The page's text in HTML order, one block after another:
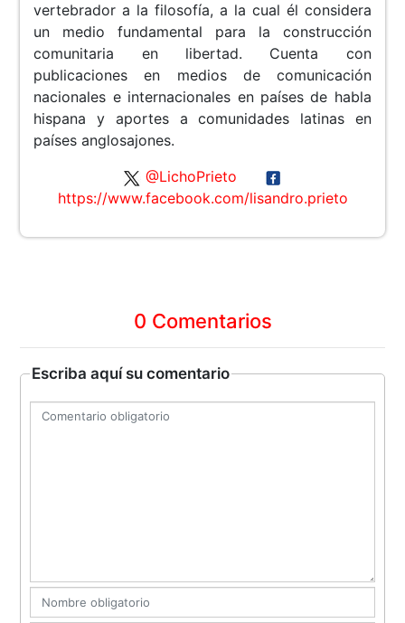
vertebrador a la filosofía, a la cual él considera
un medio fundamental para la construcción
comunitaria en libertad. Cuenta con
publicaciones en medios de comunicación
nacionales e internacionales en países de habla
hispana y aportes a comunidades latinas en
países anglosajones.
@LichoPrieto
https://www.facebook.com/lisandro.prieto
0 Comentarios
Escriba aquí su comentario